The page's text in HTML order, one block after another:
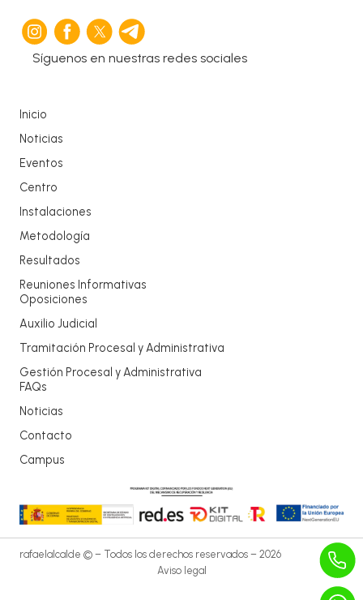
Síguenos en nuestras redes sociales
Inicio
Noticias
Eventos
Centro
Instalaciones
Metodología
Resultados
Reuniones Informativas
Oposiciones
Auxilio Judicial
Tramitación Procesal y Administrativa
Gestión Procesal y Administrativa
FAQs
Noticias
Contacto
Campus
rafaelalcalde © – Todos los derechos reservados – 2026
Aviso legal